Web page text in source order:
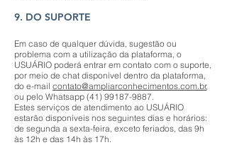
9. DO SUPORTE
Em caso de qualquer dúvida, sugestão ou
problema com a utilização da plataforma, o
USUÁRIO poderá entrar em contato com o suporte,
por meio de chat disponível dentro da plataforma,
do e-mail contato@ampliarconhecimentos.com.br,
ou pelo Whatsapp (41) 99187-9887.
Estes serviços de atendimento ao USUÁRIO
estarão disponíveis nos seguintes dias e horários:
de segunda a sexta-feira, exceto feriados, das 9h
às 12h e das 14h às 17h.